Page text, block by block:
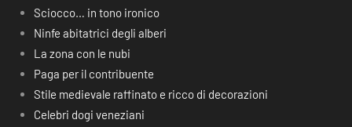
Sciocco… in tono ironico
Ninfe abitatrici degli alberi
La zona con le nubi
Paga per il contribuente
Stile medievale raffinato e ricco di decorazioni
Celebri dogi veneziani